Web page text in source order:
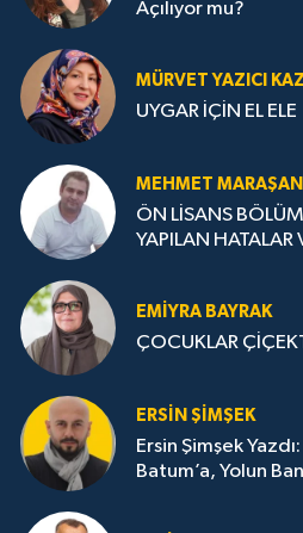
Açılıyor mu?
MÜRVET YAZICI
UYGAR İÇİN EL ELE
MEHMET
ÖN LİSANS
YAPILAN HATALAR
EMIYRA BAYRAK
ÇOCUKLAR
ERSIN ŞIMŞEK
Ersin Şimşek
Batum’a, Yolun